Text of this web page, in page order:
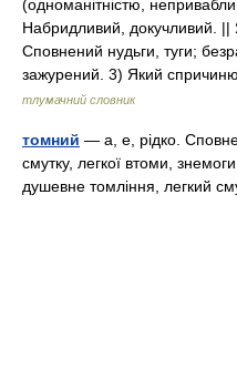
(одноманітністю,
Набридливий, докучливий. ||
Сповнений нудьги, туги;
зажурений. 3) Який
тлумачний словник
томний — а, е, рідко.
смутку, легкої втоми,
душевне томління, легкий